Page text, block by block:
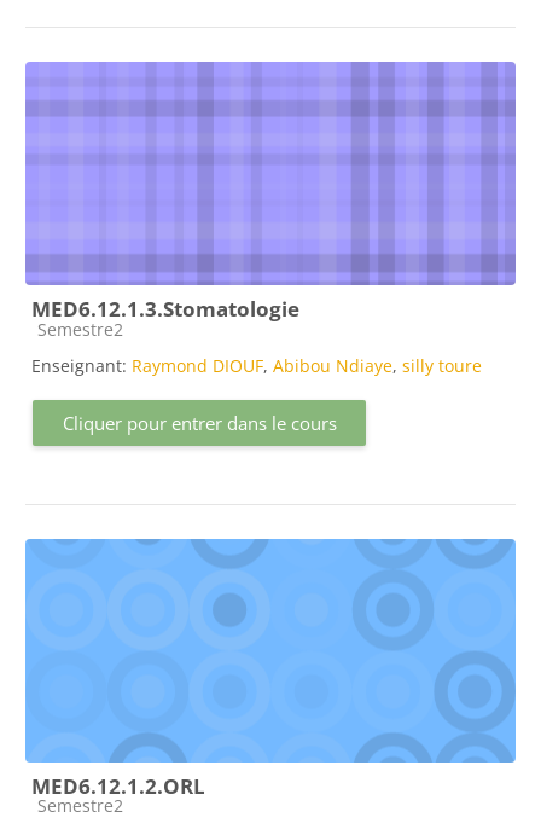
MED6.12.1.3.Stomatologie
Catégorie de cours
Semestre2
Enseignant: Raymond DIOUF, Abibou Ndiaye, silly toure
Cliquer pour entrer dans le cours
MED6.12.1.2.ORL
Catégorie de cours
Semestre2